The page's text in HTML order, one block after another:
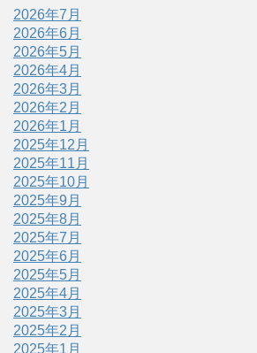
2026年7月
2026年6月
2026年5月
2026年4月
2026年3月
2026年2月
2026年1月
2025年12月
2025年11月
2025年10月
2025年9月
2025年8月
2025年7月
2025年6月
2025年5月
2025年4月
2025年3月
2025年2月
2025年1月